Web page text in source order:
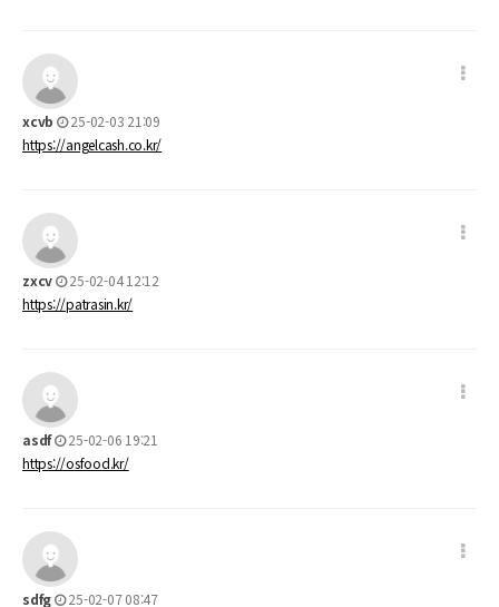
xcvb
25-02-03 21:09
https://angelcash.co.kr/
zxcv
25-02-04 12:12
https://patrasin.kr/
asdf
25-02-06 19:21
https://osfood.kr/
sdfg
25-02-07 08:47